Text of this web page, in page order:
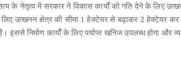
के नेतृत्व में सरकार ने विकास कार्यों को गति देने के लिए
लिए उत्खनन क्षेत्र की सीमा 1 हेक्टेयर से बढ़ाकर 2 हेक्टेयर
इससे निर्माण कार्यों के लिए पर्याप्त खनिज उपलब्ध होगा और